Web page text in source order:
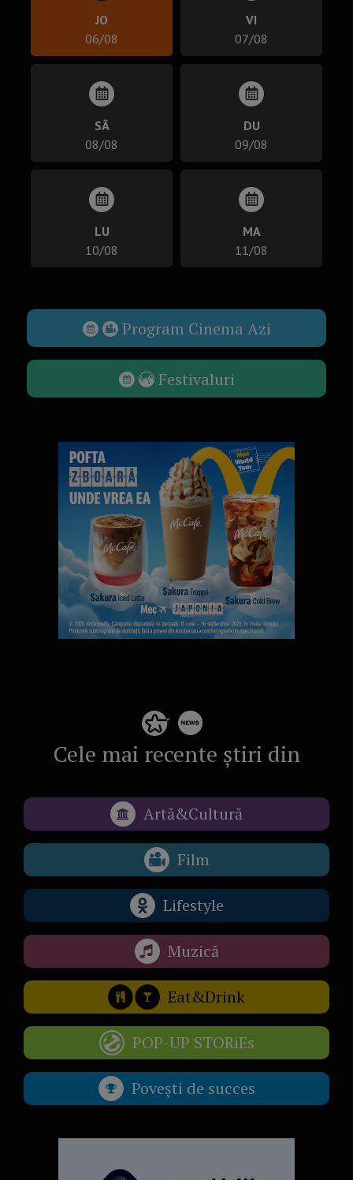
JO
06/08
VI
07/08
SÂ
08/08
DU
09/08
LU
10/08
MA
11/08
Program Cinema Azi
Festivaluri
Cele mai recente știri din
Artă&Cultură
Film
Lifestyle
Muzică
Eat&Drink
POP-UP STORiEs
Povești de succes